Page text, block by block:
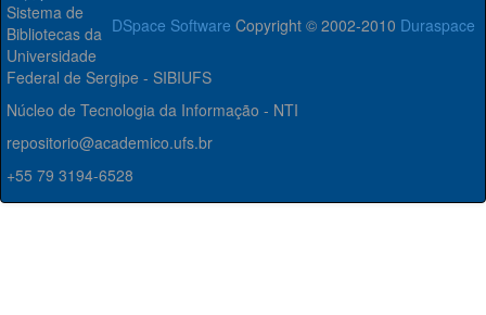
DSpace Software Copyright © 2002-2010 Duraspace
Sistema de
Bibliotecas da
Universidade
Federal de Sergipe - SIBIUFS
Núcleo de Tecnologia da Informação - NTI
repositorio@academico.ufs.br
+55 79 3194-6528